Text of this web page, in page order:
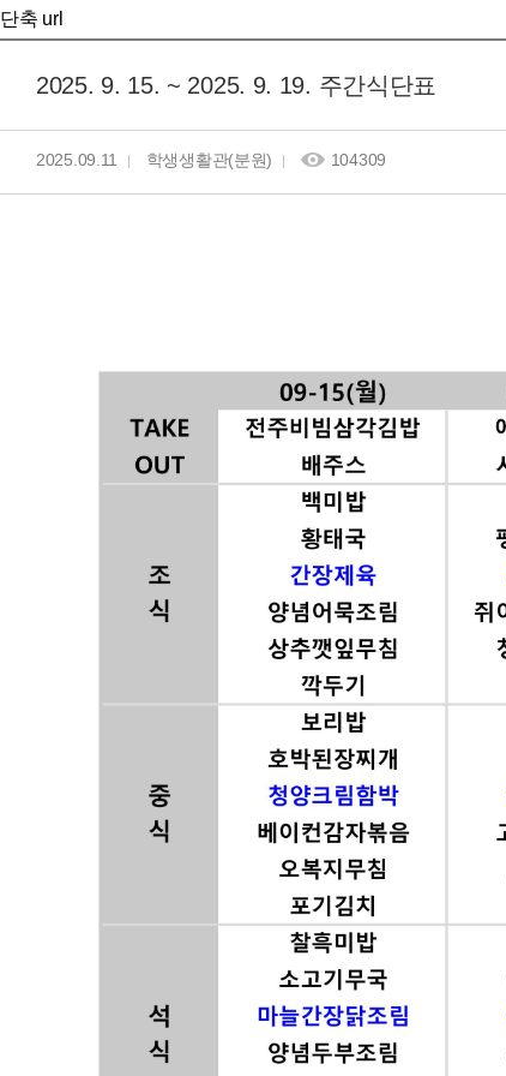
단축 url
2025. 9. 15. ~ 2025. 9. 19. 주간식단표
2025.09.11 학생생활관(분원) 104309